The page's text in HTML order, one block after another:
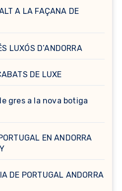
A LA FAÇANA DE
LUXÓS D’ANDORRA
DE LUXE
gres a la nova botiga
EN ANDORRA
DE PORTUGAL ANDORRA